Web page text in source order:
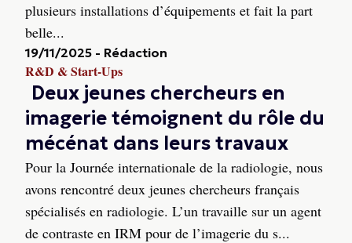
plusieurs installations d’équipements et fait la part
belle...
19/11/2025 - Rédaction
R&D & Start-Ups
Deux jeunes chercheurs en
imagerie témoignent du rôle du
mécénat dans leurs travaux
Pour la Journée internationale de la radiologie, nous
avons rencontré deux jeunes chercheurs français
spécialisés en radiologie. L’un travaille sur un agent
de contraste en IRM pour de l’imagerie du s...